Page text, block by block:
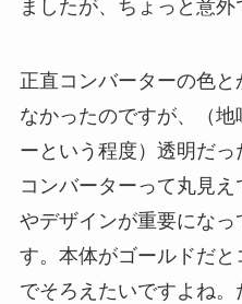
ましたが、ちょっと意外
正直コンバーターの色
なかったのですが、（
ーという程度）透明だ
コンバーターって丸見
やデザインが重要になっ
す。本体がゴールドだ
でそろえたいですよね